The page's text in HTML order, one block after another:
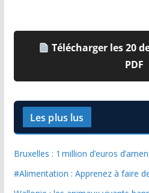
Télécharger les 20
PDF
Les plus lus
Bruxelles : 1 million d’euros
#Alimentation : Apprenez à faire